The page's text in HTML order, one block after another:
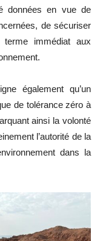
données en vue de
de sécuriser
immédiat aux
également qu’un
de tolérance zéro à
ainsi la volonté
l’autorité de la
dans la